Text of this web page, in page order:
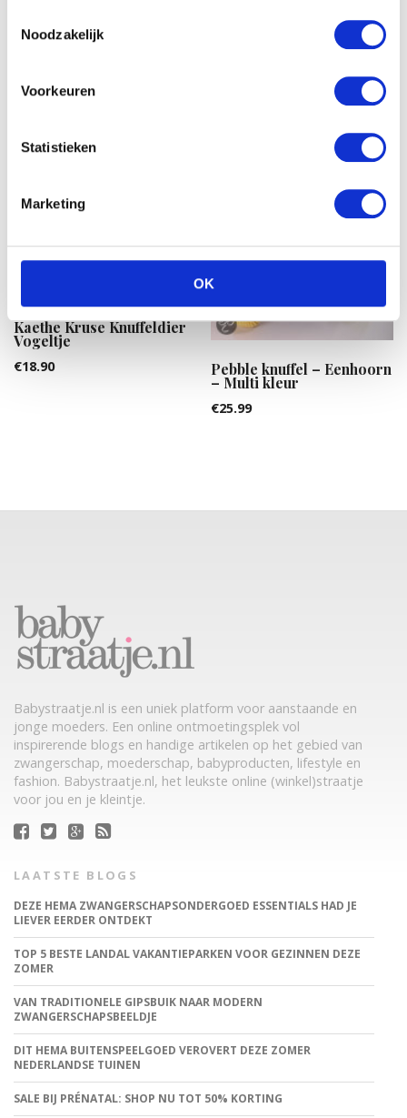
Noodzakelijk
Voorkeuren
Statistieken
Marketing
OK
fur real: sippy pup
Kaethe Kruse Knuffeldier
Vogeltje
€18.90 Pebble knuffel – Eenhoorn
– Multi kleur
€25.99
Babystraatje.nl is een uniek platform voor aanstaande en
jonge moeders. Een online ontmoetingsplek vol
inspirerende blogs en handige artikelen op het gebied van
zwangerschap, moederschap, babyproducten, lifestyle en
fashion. Babystraatje.nl, het leukste online (winkel)straatje
voor jou en je kleintje.
LAATSTE BLOGS
DEZE HEMA ZWANGERSCHAPSONDERGOED ESSENTIALS HAD JE
LIEVER EERDER ONTDEKT
TOP 5 BESTE LANDAL VAKANTIEPARKEN VOOR GEZINNEN DEZE
ZOMER
VAN TRADITIONELE GIPSBUIK NAAR MODERN
ZWANGERSCHAPSBEELDJE
DIT HEMA BUITENSPEELGOED VEROVERT DEZE ZOMER
NEDERLANDSE TUINEN
SALE BIJ PRÉNATAL: SHOP NU TOT 50% KORTING